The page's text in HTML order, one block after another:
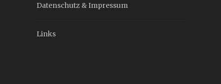
Datenschutz & Impressum
Links